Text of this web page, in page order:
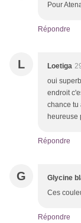
Pour
Répondre
L Loetiga
oui
endroit
chance tu
heureuse
Répondre
G Glycine
Ces
Répondre